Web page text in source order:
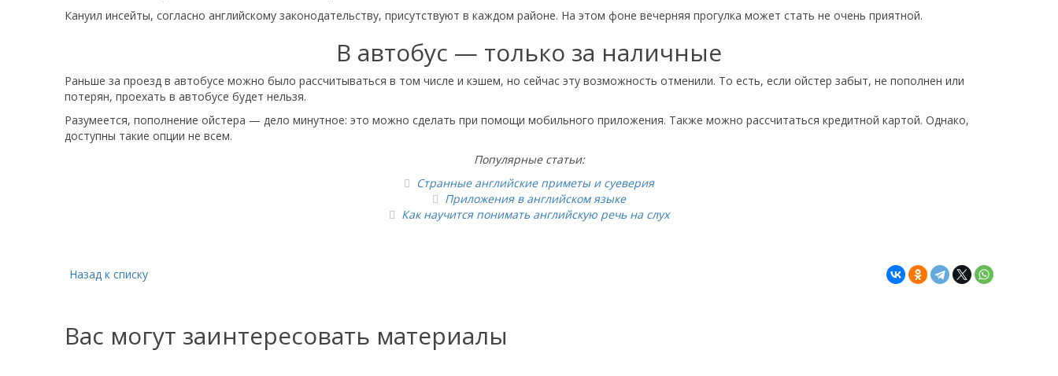
Кануил инсейты, согласно английскому законодательству, присутствуют в каждом районе. На этом фоне вечерняя прогулка может стать не очень приятной.
В автобус — только за наличные
Раньше за проезд в автобусе можно было рассчитываться в том числе и кэшем, но сейчас эту возможность отменили. То есть, если ойстер забыт, не пополнен или
потерян, проехать в автобусе будет нельзя.
Разумеется, пополнение ойстера — дело минутное: это можно сделать при помощи мобильного приложения. Также можно рассчитаться кредитной картой. Однако,
доступны такие опции не всем.
Популярные статьи:
Странные английские приметы и суеверия
Приложения в английском языке
Как научится понимать английскую речь на слух
Назад к списку
Вас могут заинтересовать материалы